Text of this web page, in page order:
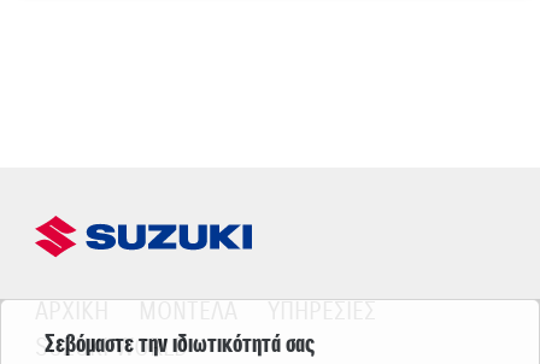
SUZUKI WORLD
Σεβόμαστε την ιδιωτικότητά σας